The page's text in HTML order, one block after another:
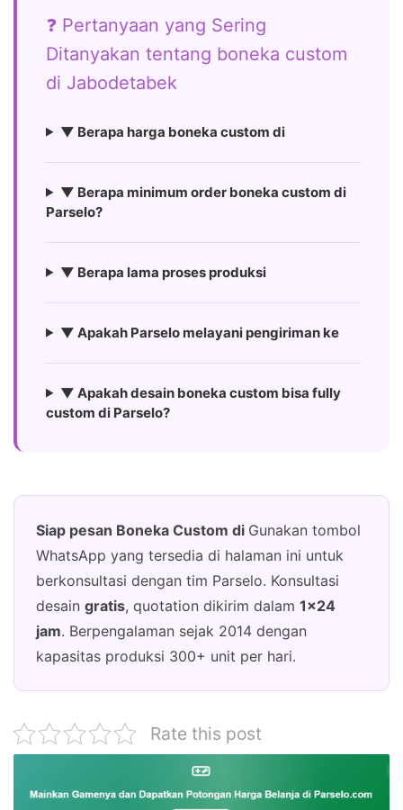
❓ Pertanyaan yang Sering
Ditanyakan tentang boneka custom
di Jabodetabek
▼ Berapa harga boneka custom di
▼ Berapa minimum order boneka custom di
Parselo?
▼ Berapa lama proses produksi
▼ Apakah Parselo melayani pengiriman ke
▼ Apakah desain boneka custom bisa fully
custom di Parselo?
Siap pesan Boneka Custom di Gunakan tombol
WhatsApp yang tersedia di halaman ini untuk
berkonsultasi dengan tim Parselo. Konsultasi
desain gratis, quotation dikirim dalam 1×24
jam. Berpengalaman sejak 2014 dengan
kapasitas produksi 300+ unit per hari.
Rate this post